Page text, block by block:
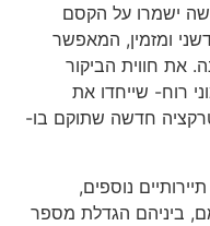
ישמרו על הקסם
ומזמין, המאפשר
חווית הביקור
רוח- שייחדו את
חדשה שתוקם בו-
נוספים,
ביניהם הגדלת מספר